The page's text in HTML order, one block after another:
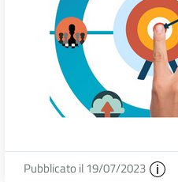
Pubblicato il 19/07/2023